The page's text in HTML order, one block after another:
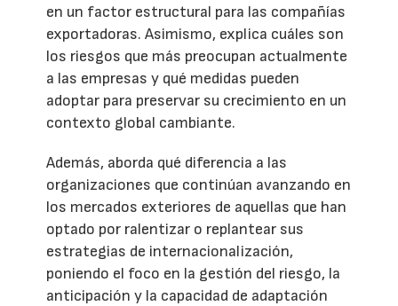
en un factor estructural para las compañías
exportadoras. Asimismo, explica cuáles son
los riesgos que más preocupan actualmente
a las empresas y qué medidas pueden
adoptar para preservar su crecimiento en un
contexto global cambiante.
Además, aborda qué diferencia a las
organizaciones que continúan avanzando en
los mercados exteriores de aquellas que han
optado por ralentizar o replantear sus
estrategias de internacionalización,
poniendo el foco en la gestión del riesgo, la
anticipación y la capacidad de adaptación